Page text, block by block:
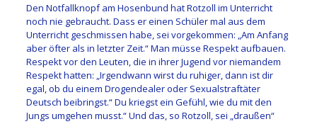
Den Notfallknopf am Hosenbund hat Rotzoll im Unterricht
noch nie gebraucht. Dass er einen Schüler mal aus dem
Unterricht geschmissen habe, sei vorgekommen: „Am Anfang
aber öfter als in letzter Zeit.“ Man müsse Respekt aufbauen.
Respekt vor den Leuten, die in ihrer Jugend vor niemandem
Respekt hatten: „Irgendwann wirst du ruhiger, dann ist dir
egal, ob du einem Drogendealer oder Sexualstraftäter
Deutsch beibringst.“ Du kriegst ein Gefühl, wie du mit den
Jungs umgehen musst.“ Und das, so Rotzoll, sei „draußen“